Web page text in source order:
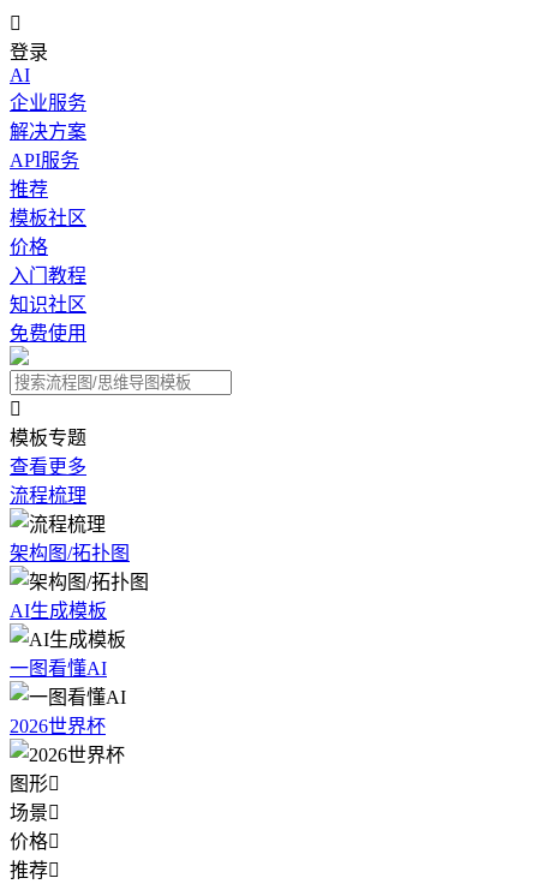

登录
AI
企业服务
解决方案
API服务
推荐
模板社区
价格
入门教程
知识社区
免费使用

模板专题
查看更多
流程梳理
架构图/拓扑图
AI生成模板
一图看懂AI
2026世界杯
图形
场景
价格
推荐